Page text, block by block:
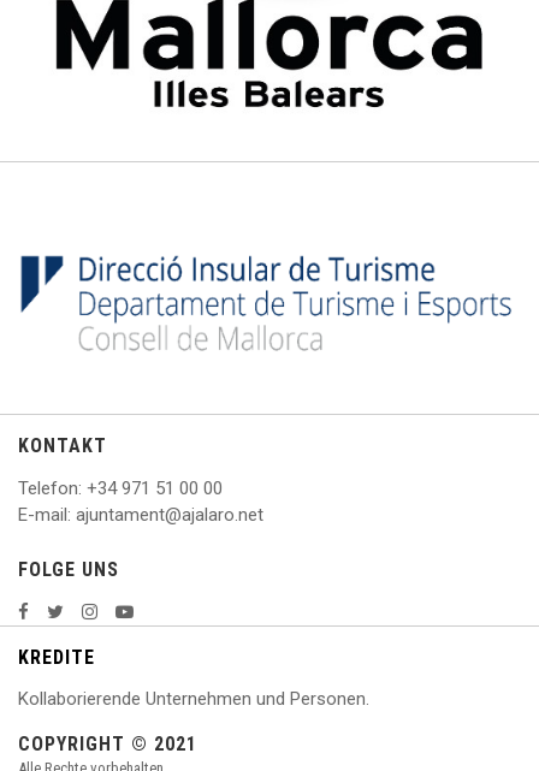
KONTAKT
Telefon: +34 971 51 00 00
E-mail: ajuntament@ajalaro.net
FOLGE UNS
KREDITE
Kollaborierende Unternehmen und Personen.
COPYRIGHT © 2021